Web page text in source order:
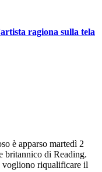
ragiona sulla tela
è apparso martedì 2
britannico di Reading.
vogliono riqualificare il